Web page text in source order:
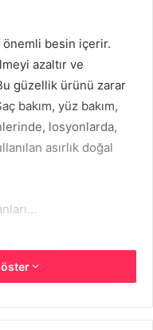
besin içerir.
azaltır ve
güzellik ürünü zarar
bakım, yüz bakım,
losyonlarda,
asırlık doğal